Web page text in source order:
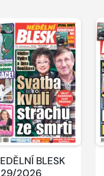
BLESK
2026